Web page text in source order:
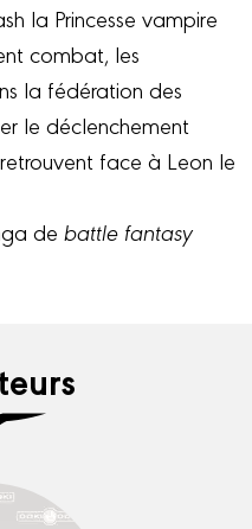
la Princesse vampire
combat, les
la fédération des
le déclenchement
face à Leon le
debattle fantasy